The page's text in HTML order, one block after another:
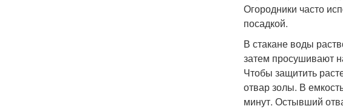
Огородники часто
посадкой.
В стакане воды
затем просушивают
Чтобы защитить
отвар золы. В
минут. Остывший